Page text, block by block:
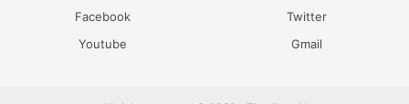
Facebook
Twitter
Youtube
Gmail